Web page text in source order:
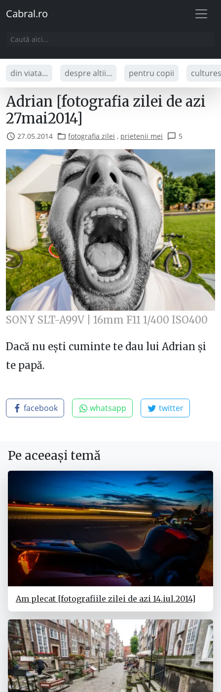
Cabral.ro
din viata... despre altii... pentru copii
Adrian [fotografia zilei de azi
27mai2014]
27.05.2014 fotografia zilei , prietenii mei 5
SONY SLT-A99V | 16mm F11 1/400 ISO400
Dacă nu ești cuminte te dau lui Adrian și
te papă.
facebook whatsapp twitter
Pe aceeași temă
Am plecat [fotografiile zilei de azi 14.iul.2014]